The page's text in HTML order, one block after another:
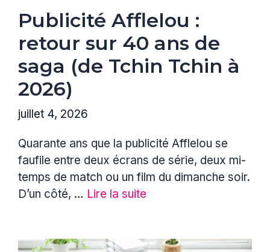
Publicité Afflelou :
retour sur 40 ans de
saga (de Tchin Tchin à
2026)
juillet 4, 2026
Quarante ans que la publicité Afflelou se
faufile entre deux écrans de série, deux mi-
temps de match ou un film du dimanche soir.
D’un côté, … Lire la suite